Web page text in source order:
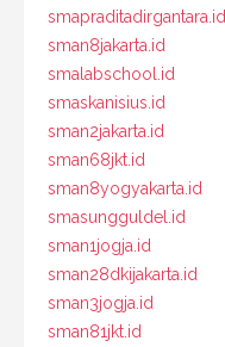
smapraditadirgantara.id
sman8jakarta.id
smalabschool.id
smaskanisius.id
sman2jakarta.id
sman68jkt.id
sman8yogyakarta.id
smasungguldel.id
sman1jogja.id
sman28dkijakarta.id
sman3jogja.id
sman81jkt.id